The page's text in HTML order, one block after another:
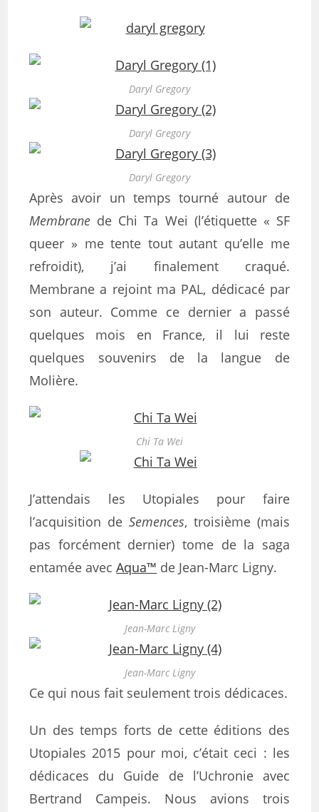
Daryl Gregory
Daryl Gregory
Daryl Gregory
Après avoir un temps tourné autour de
Membrane de Chi Ta Wei (l’étiquette « SF
queer » me tente tout autant qu’elle me
refroidit), j’ai finalement craqué.
Membrane a rejoint ma PAL, dédicacé par
son auteur. Comme ce dernier a passé
quelques mois en France, il lui reste
quelques souvenirs de la langue de
Molière.
Chi Ta Wei
J’attendais les Utopiales pour faire
l’acquisition de Semences, troisième (mais
pas forcément dernier) tome de la saga
entamée avecAqua™ de Jean-Marc Ligny.
Jean-Marc Ligny
Jean-Marc Ligny
Ce qui nous fait seulement trois dédicaces.
Un des temps forts de cette éditions des
Utopiales 2015 pour moi, c’était ceci : les
dédicaces du Guide de l’Uchronie avec
Bertrand Campeis. Nous avions trois